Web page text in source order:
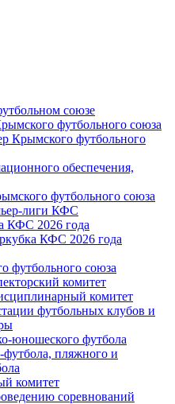
союзе
футбольного союза
Крымского футбольного
обеспечения,
футбольного союза
лиги КФС
КФС 2026 года
КФС 2026 года
футбольного союза
комитет
комитет
футбольных клубов и
юношеского футбола
пляжного и
комитет
соревнований